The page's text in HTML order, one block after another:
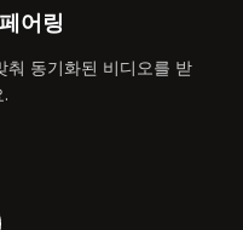
어링
춰 동기화된 비디오를 받